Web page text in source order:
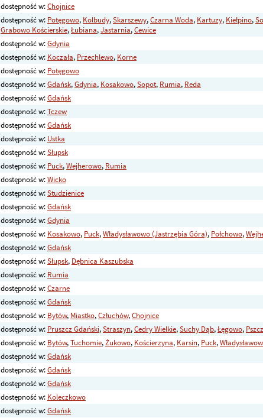
dostępność w:Chojnice
dostępność w: Potęgowo, Kolbudy,Skarszewy,Czarna Woda, Kartuzy, Kiełpino,
Grabowo Kościerskie,Łubiana,Jastarnia,Cewice
dostępność w:Gdynia
dostępność w: Koczała, Przechlewo, Korne
dostępność w: Potęgowo
dostępność w:Gdańsk,Gdynia, Kosakowo,Sopot, Rumia, Reda
dostępność w:Gdańsk
dostępność w:Tczew
dostępność w:Gdańsk
dostępność w: Ustka
dostępność w:Słupsk
dostępność w: Puck,Wejherowo, Rumia
dostępność w:Wicko
dostępność w:Studzienice
dostępność w:Gdańsk
dostępność w:Gdynia
dostępność w: Kosakowo, Puck,Władysławowo (Jastrzębia Góra), Połchowo,
dostępność w:Gdańsk
dostępność w:Słupsk, Dębnica Kaszubska
dostępność w: Rumia
dostępność w:Czarne
dostępność w:Gdańsk
dostępność w: Bytów, Miastko,Człuchów,Chojnice
dostępność w: Pruszcz Gdański,Straszyn,Cedry Wielkie,Suchy Dąb,Łęgowo,
dostępność w: Bytów,Tuchomie,Żukowo, Kościerzyna, Karsin, Puck,
dostępność w:Gdańsk
dostępność w:Gdańsk
dostępność w:Gdańsk
dostępność w: Koleczkowo
dostępność w:Gdańsk